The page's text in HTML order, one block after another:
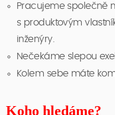
Pracujeme společně
s produktovým
inženýry.
Nečekáme slepou
Kolem sebe máte
Koho hledáme?